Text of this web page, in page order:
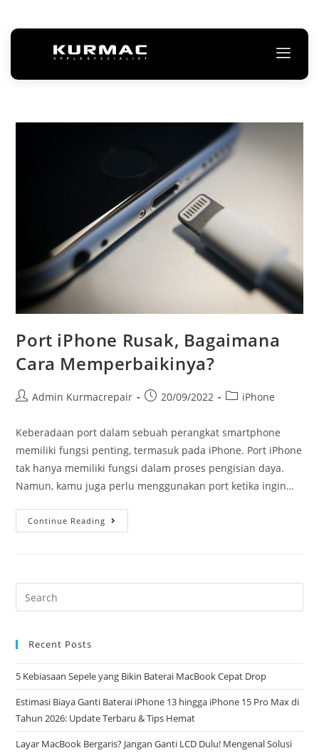
Port iPhone Rusak, Bagaimana
Cara Memperbaikinya?
Admin Kurmacrepair 20/09/2022 iPhone
Keberadaan port dalam sebuah perangkat smartphone
memiliki fungsi penting, termasuk pada iPhone. Port iPhone
tak hanya memiliki fungsi dalam proses pengisian daya.
Namun, kamu juga perlu menggunakan port ketika ingin…
Continue Reading
Recent Posts
5 Kebiasaan Sepele yang Bikin Baterai MacBook Cepat Drop
Estimasi Biaya Ganti Baterai iPhone 13 hingga iPhone 15 Pro Max di
Tahun 2026: Update Terbaru & Tips Hemat
Layar MacBook Bergaris? Jangan Ganti LCD Dulu! Mengenal Solusi